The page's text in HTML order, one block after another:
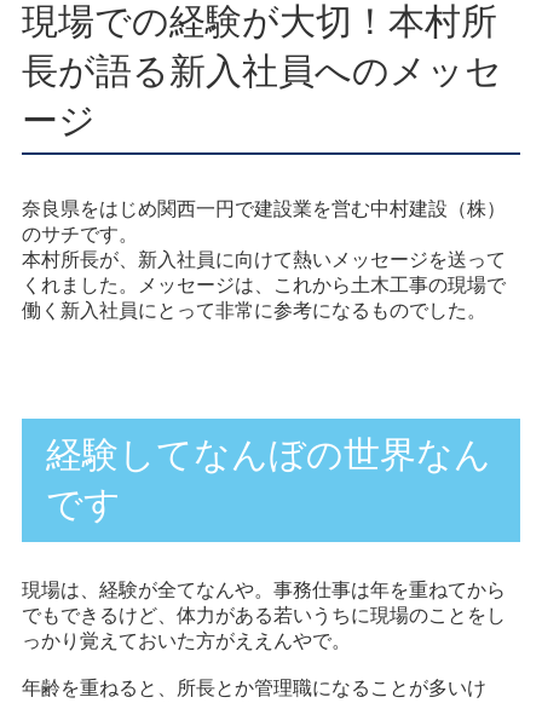
現場での経験が大切！本村所
長が語る新入社員へのメッセ
ージ
奈良県をはじめ関西一円で建設業を営む中村建設（株）
のサチです。
本村所長が、新入社員に向けて熱いメッセージを送って
くれました。メッセージは、これから土木工事の現場で
働く新入社員にとって非常に参考になるものでした。
経験してなんぼの世界なん
です
現場は、経験が全てなんや。事務仕事は年を重ねてから
でもできるけど、体力がある若いうちに現場のことをし
っかり覚えておいた方がええんやで。
年齢を重ねると、所長とか管理職になることが多いけ